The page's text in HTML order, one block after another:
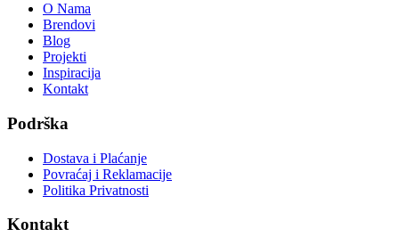
O Nama
Brendovi
Blog
Projekti
Inspiracija
Kontakt
Podrška
Dostava i Plaćanje
Povraćaj i Reklamacije
Politika Privatnosti
Kontakt